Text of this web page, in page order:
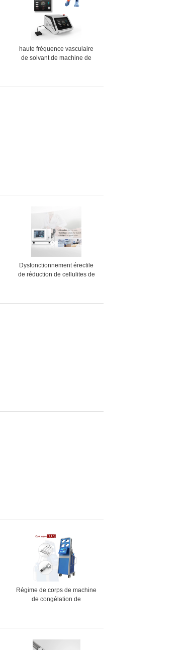
haute fréquence vasculaire
de solvant de machine de
Dysfonctionnement érectile
de réduction de cellulites de
d'OEM
Régime de corps de machine
de congélation de